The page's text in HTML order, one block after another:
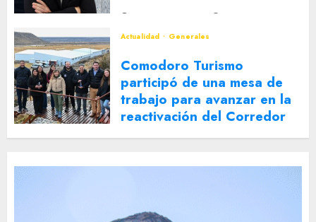
Actualidad
Generales
Comodoro Turismo
participó de una mesa de
trabajo para avanzar en la
reactivación del Corredor
Turístico Integrado